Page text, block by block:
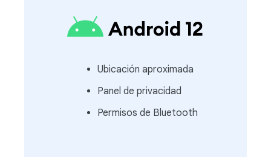
Ubicación aproximada
Panel de privacidad
Permisos de Bluetooth